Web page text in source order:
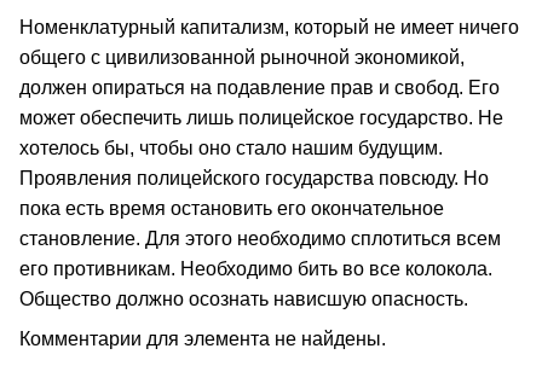
Номенклатурный капитализм, который не имеет ничего
общего с цивилизованной рыночной экономикой,
должен опираться на подавление прав и свобод. Его
может обеспечить лишь полицейское государство. Не
хотелось бы, чтобы оно стало нашим будущим.
Проявления полицейского государства повсюду. Но
пока есть время остановить его окончательное
становление. Для этого необходимо сплотиться всем
его противникам. Необходимо бить во все колокола.
Общество должно осознать нависшую опасность.
Комментарии для элемента не найдены.